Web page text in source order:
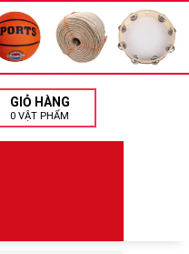
GIỎ HÀNG
0 VẬT PHẨM